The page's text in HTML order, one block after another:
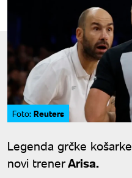
Foto: Reuters
Legenda grčke košarke
novi trenerArisa.